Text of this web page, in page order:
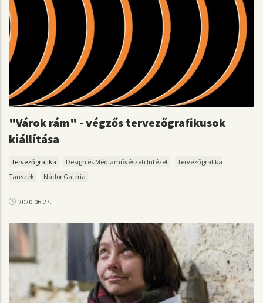
"Várok rám" - végzős tervezőgrafikusok
kiállítása
Tervezőgrafika Design és Médiaművészeti Intézet
Tervezőgrafika
Tanszék
Nádor Galéria
2020.06.27.